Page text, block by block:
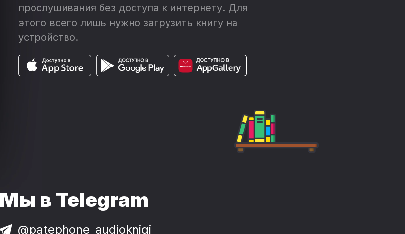
прослушивания без доступа к интернету. Для
этого всего лишь нужно загрузить книгу на
устройство.
Мы в Telegram
@patephone_audioknigi